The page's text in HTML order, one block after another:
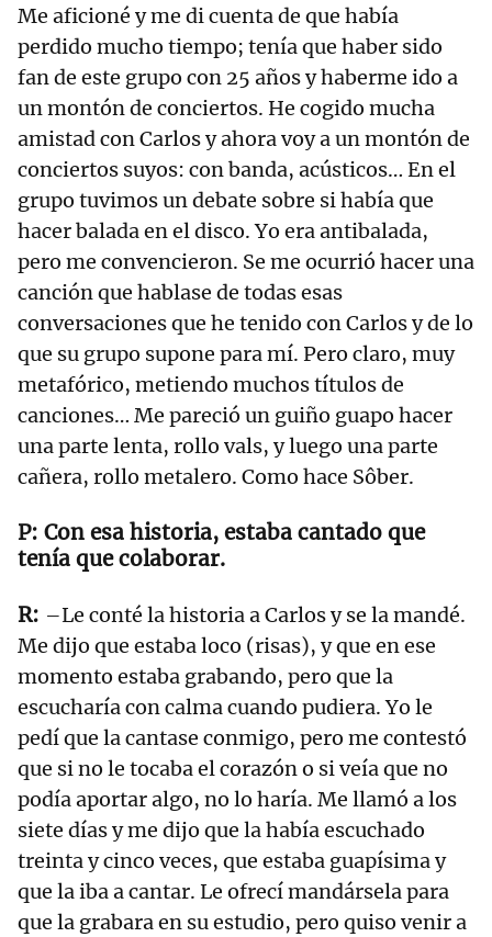
Me aficioné y me di cuenta de que había
perdido mucho tiempo; tenía que haber sido
fan de este grupo con 25 años y haberme ido a
un montón de conciertos. He cogido mucha
amistad con Carlos y ahora voy a un montón de
conciertos suyos: con banda, acústicos… En el
grupo tuvimos un debate sobre si había que
hacer balada en el disco. Yo era antibalada,
pero me convencieron. Se me ocurrió hacer una
canción que hablase de todas esas
conversaciones que he tenido con Carlos y de lo
que su grupo supone para mí. Pero claro, muy
metafórico, metiendo muchos títulos de
canciones… Me pareció un guiño guapo hacer
una parte lenta, rollo vals, y luego una parte
cañera, rollo metalero. Como hace Sôber.
Con esa historia, estaba cantado que
tenía que colaborar.
–Le conté la historia a Carlos y se la mandé.
Me dijo que estaba loco (risas), y que en ese
momento estaba grabando, pero que la
escucharía con calma cuando pudiera. Yo le
pedí que la cantase conmigo, pero me contestó
que si no le tocaba el corazón o si veía que no
podía aportar algo, no lo haría. Me llamó a los
siete días y me dijo que la había escuchado
treinta y cinco veces, que estaba guapísima y
que la iba a cantar. Le ofrecí mandársela para
que la grabara en su estudio, pero quiso venir a